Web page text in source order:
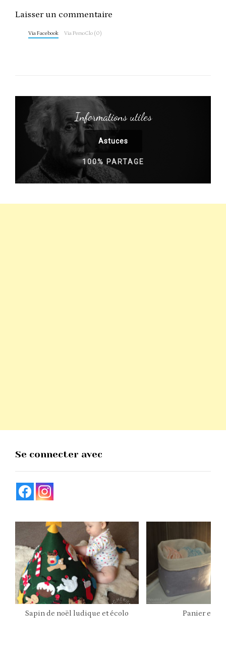
Laisser un commentaire
Via Facebook Via PersoClo (0)
Informations utiles
Astuces
100% PARTAGE
Se connecter avec
Sapin de noël ludique et écolo Panier en